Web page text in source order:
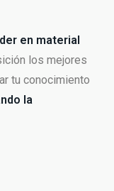
en material
los mejores
tu conocimiento
la